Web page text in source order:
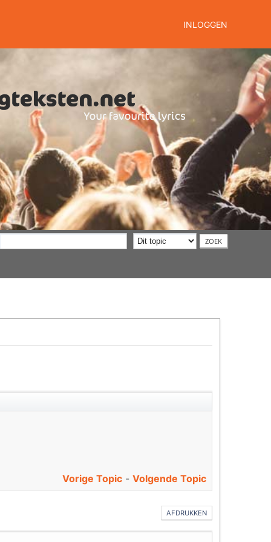
INLOGGEN
Vorige Topic - Volgende Topic
AFDRUKKEN